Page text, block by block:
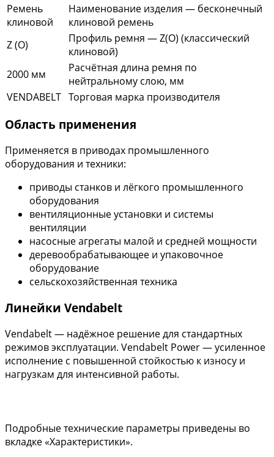
Ремень
клиновой
Наименование изделия — бесконечный
клиновой ремень
Z (O)
Профиль ремня — Z(O) (классический
клиновой)
2000 мм
Расчётная длина ремня по
нейтральному слою, мм
VENDABELT Торговая марка производителя
Область применения
Применяется в приводах промышленного
оборудования и техники:
приводы станков и лёгкого промышленного
оборудования
вентиляционные установки и системы
вентиляции
насосные агрегаты малой и средней мощности
деревообрабатывающее и упаковочное
оборудование
сельскохозяйственная техника
Линейки Vendabelt
Vendabelt — надёжное решение для стандартных
режимов эксплуатации. Vendabelt Power — усиленное
исполнение с повышенной стойкостью к износу и
нагрузкам для интенсивной работы.
Подробные технические параметры приведены во
вкладке «Характеристики».